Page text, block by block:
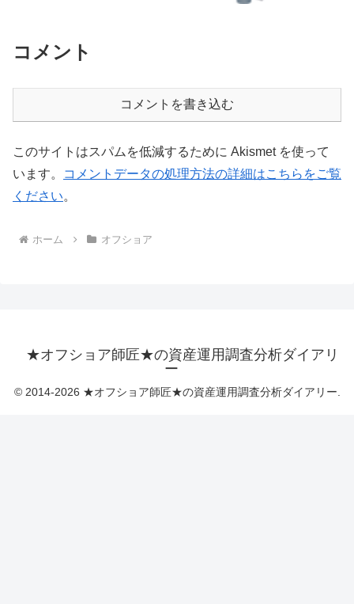
コメント
コメントを書き込む
このサイトはスパムを低減するために Akismet を使って
います。
コメントデータの処理方法の詳細はこちらをご覧
ください。
ホーム オフショア
★オフショア師匠★の資産運用調査分析ダイアリ
ー
© 2014-2026 ★オフショア師匠★の資産運用調査分析ダイアリー.